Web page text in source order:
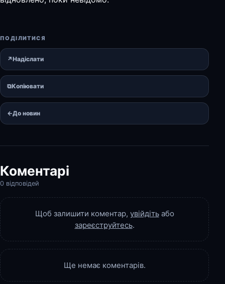
ПОДІЛИТИСЯ
↗Надіслати
⧉Копіювати
←До новин
Коментарі
0 відповідей
Щоб залишити коментар, увійдітьабо
зареєструйтесь.
Ще немає коментарів.